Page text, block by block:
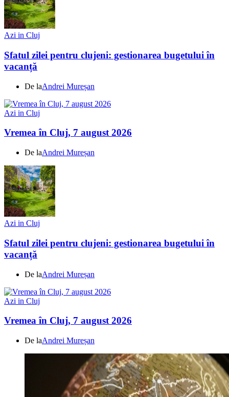
Azi in Cluj
Sfatul zilei pentru clujeni: gestionarea bugetului în
vacanță
De laAndrei Mureșan
Azi in Cluj
Vremea în Cluj, 7 august 2026
De laAndrei Mureșan
Azi in Cluj
Sfatul zilei pentru clujeni: gestionarea bugetului în
vacanță
De laAndrei Mureșan
Azi in Cluj
Vremea în Cluj, 7 august 2026
De laAndrei Mureșan